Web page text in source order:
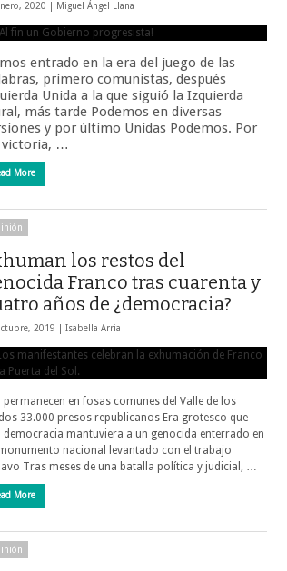
2020 | Miguel Ángel Llana
entrado en la era del juego de las
primero comunistas, después
Unida a la que siguió la Izquierda
más tarde Podemos en diversas
y por último Unidas Podemos. Por
…
More
los restos del
Franco tras cuarenta y
años de ¿democracia?
2019 | Isabella Arria
permanecen en fosas comunes del Valle de los
33.000 presos republicanos Era grotesco que
democracia mantuviera a un genocida enterrado en
nacional levantado con el trabajo
Tras meses de una batalla política y judicial, …
More